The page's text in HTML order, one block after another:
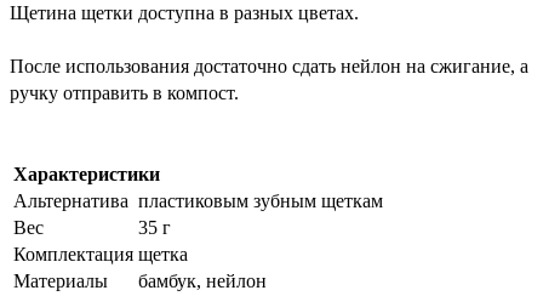
Щетина щетки доступна в разных цветах.
После использования достаточно сдать нейлон на сжигание, а
ручку отправить в компост.
Характеристики
Альтернатива пластиковым зубным щеткам
Вес
35 г
Комплектация щетка
Материалы
бамбук, нейлон